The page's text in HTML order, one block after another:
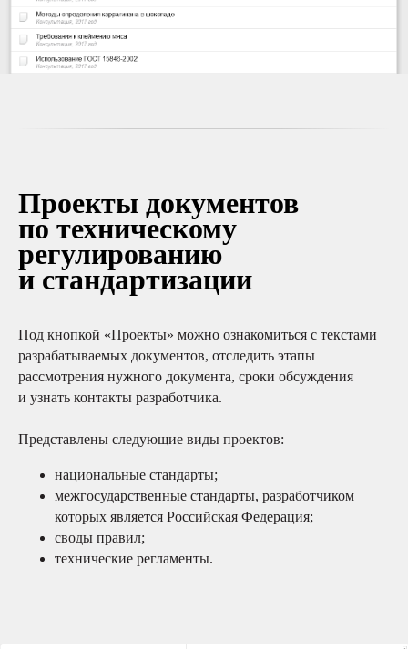
Проекты документов
по техническому
регулированию
и стандартизации
Под кнопкой «Проекты» можно ознакомиться с текстами
разрабатываемых документов, отследить этапы
рассмотрения нужного документа, сроки обсуждения
и узнать контакты разработчика.
Представлены следующие виды проектов:
национальные стандарты;
межгосударственные стандарты, разработчиком
которых является Российская Федерация;
своды правил;
технические регламенты.